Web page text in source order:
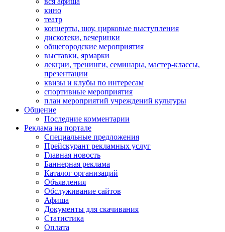
кино
театр
концерты, шоу, цирковые выступления
дискотеки, вечеринки
общегородские мероприятия
выставки, ярмарки
лекции, тренинги, семинары, мастер-классы,
презентации
квизы и клубы по интересам
спортивные мероприятия
план мероприятий учреждений культуры
Общение
Последние комментарии
Реклама на портале
Специальные предложения
Прейскурант рекламных услуг
Главная новость
Баннерная реклама
Каталог организаций
Объявления
Обслуживание сайтов
Афиша
Документы для скачивания
Статистика
Оплата